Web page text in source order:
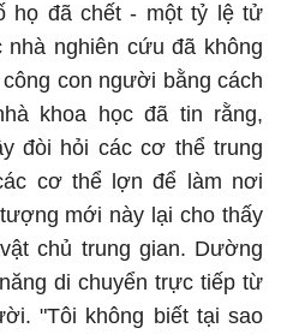
họ đã chết - một tỷ lệ tử
nghiên cứu đã không
con người bằng cách
khoa học đã tin rằng,
đòi hỏi các cơ thể trung
cơ thể lợn để làm nơi
mới này lại cho thấy
chủ trung gian. Dường
di chuyển trực tiếp từ
"Tôi không biết tại sao